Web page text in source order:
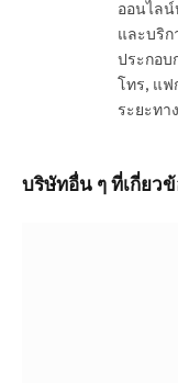
ออนไลน์
และบริก
ประกอบ
โทร, แฟ
ระยะทา
บริษัทอื่น ๆ ที่เกี่ยว